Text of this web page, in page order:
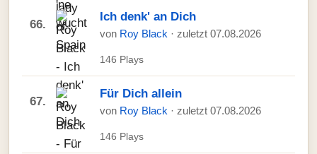
66.
Ich denk' an Dich
von Roy Black · zuletzt 07.08.2026
146 Plays
67.
Für Dich allein
von Roy Black · zuletzt 07.08.2026
146 Plays